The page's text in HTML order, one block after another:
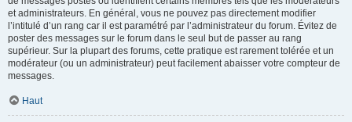
et administrateurs. En général, vous ne pouvez pas directement modifier
l’intitulé d’un rang car il est paramétré par l’administrateur du forum. Évitez de
poster des messages sur le forum dans le seul but de passer au rang
supérieur. Sur la plupart des forums, cette pratique est rarement tolérée et un
modérateur (ou un administrateur) peut facilement abaisser votre compteur de
messages.
Haut